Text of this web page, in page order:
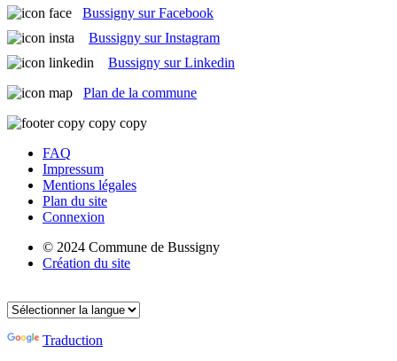
Bussigny sur Facebook
Bussigny sur Instagram
Bussigny sur Linkedin
Plan de la commune
FAQ
Impressum
Mentions légales
Plan du site
Connexion
© 2024 Commune de Bussigny
Création du site
Traduction